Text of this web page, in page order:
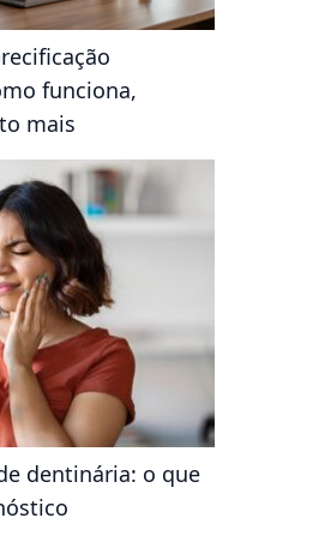
funciona,
mais
dentinária: o que